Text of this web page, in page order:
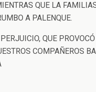
QUE LA
A PALENQUE.
QUE
COMPAÑEROS